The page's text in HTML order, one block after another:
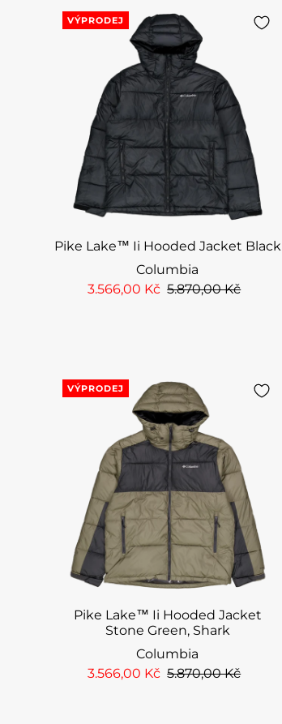
VÝPRODEJ
Pike Lake™ Ii Hooded Jacket Black
Columbia
3.566,00 Kč 5.870,00 Kč
VÝPRODEJ
Pike Lake™ Ii Hooded Jacket
Stone Green, Shark
Columbia
3.566,00 Kč 5.870,00 Kč